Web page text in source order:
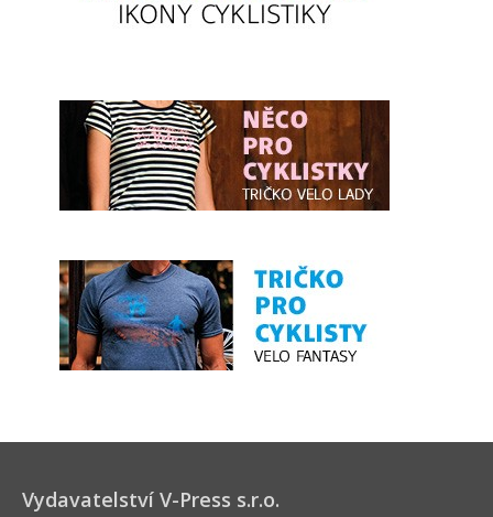
Vydavatelství V-Press s.r.o.